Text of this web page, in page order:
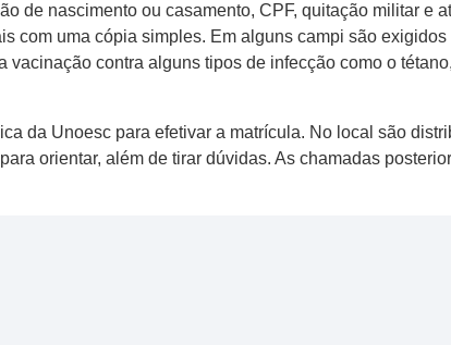
de nascimento ou casamento, CPF, quitação militar e
com uma cópia simples. Em alguns campi são exigidos
contra alguns tipos de infecção como o
da Unoesc para efetivar a matrícula. No local são
orientar, além de tirar dúvidas. As chamadas